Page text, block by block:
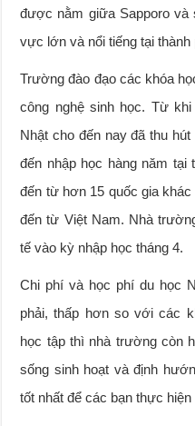
được nằm giữa Sapporo và
vực lớn và nổi tiếng tại thành
Trường đào đạo các khóa
công nghệ sinh học. Từ
Nhật cho đến nay đã thu
đến nhập học hàng năm
đến từ hơn 15 quốc gia
đến từ Việt Nam. Nhà
tế vào kỳ nhập học tháng 4.
Chi phí và học phí du học
phải, thấp hơn so với các
học tập thì nhà trường còn
sống sinh hoạt và định
tốt nhất để các bạn thực